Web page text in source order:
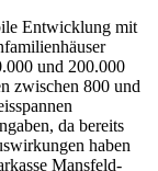
Entwicklung mit
und 200.000
zwischen 800 und
da bereits
haben
Mansfeld-